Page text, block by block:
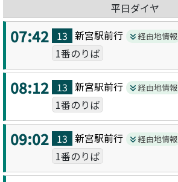
平日ダイヤ
07:42 13 新宮駅前行 経由地情報
1番のりば
08:12 13 新宮駅前行 経由地情報
1番のりば
09:02 13 新宮駅前行 経由地情報
1番のりば